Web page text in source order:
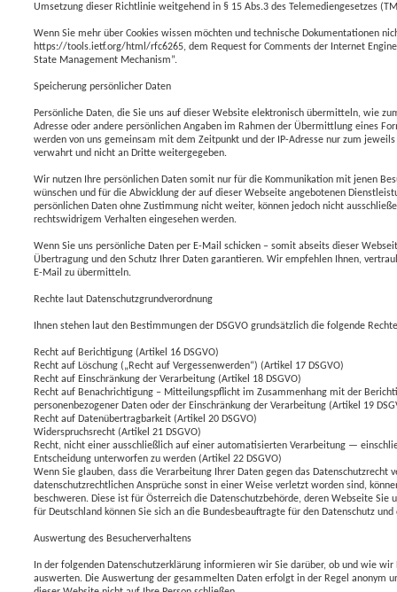
Umsetzung dieser Richtlinie weitgehend in § 15 Abs.3 des Telemediengesetzes
Wenn Sie mehr über Cookies wissen möchten und technische Dokumentationen
https://tools.ietf.org/html/rfc6265, dem Request for Comments der Internet
State Management Mechanism”.
Speicherung persönlicher Daten
Persönliche Daten, die Sie uns auf dieser Website elektronisch übermitteln, wie
Adresse oder andere persönlichen Angaben im Rahmen der Übermittlung eines
werden von uns gemeinsam mit dem Zeitpunkt und der IP-Adresse nur zum
verwahrt und nicht an Dritte weitergegeben.
Wir nutzen Ihre persönlichen Daten somit nur für die Kommunikation mit jenen
wünschen und für die Abwicklung der auf dieser Webseite angebotenen
persönlichen Daten ohne Zustimmung nicht weiter, können jedoch nicht
rechtswidrigem Verhalten eingesehen werden.
Wenn Sie uns persönliche Daten per E-Mail schicken – somit abseits dieser
Übertragung und den Schutz Ihrer Daten garantieren. Wir empfehlen Ihnen,
E-Mail zu übermitteln.
Rechte laut Datenschutzgrundverordnung
Ihnen stehen laut den Bestimmungen der DSGVO grundsätzlich die folgende
Recht auf Berichtigung (Artikel 16 DSGVO)
Recht auf Löschung („Recht auf Vergessenwerden“) (Artikel 17 DSGVO)
Recht auf Einschränkung der Verarbeitung (Artikel 18 DSGVO)
Recht auf Benachrichtigung – Mitteilungspflicht im Zusammenhang mit der
personenbezogener Daten oder der Einschränkung der Verarbeitung (Artikel 19
Recht auf Datenübertragbarkeit (Artikel 20 DSGVO)
Widerspruchsrecht (Artikel 21 DSGVO)
Recht, nicht einer ausschließlich auf einer automatisierten Verarbeitung —
Entscheidung unterworfen zu werden (Artikel 22 DSGVO)
Wenn Sie glauben, dass die Verarbeitung Ihrer Daten gegen das Datenschutzrecht
datenschutzrechtlichen Ansprüche sonst in einer Weise verletzt worden sind,
beschweren. Diese ist für Österreich die Datenschutzbehörde, deren Webseite
für Deutschland können Sie sich an die Bundesbeauftragte für den Datenschutz
Auswertung des Besucherverhaltens
In der folgenden Datenschutzerklärung informieren wir Sie darüber, ob und wie wir
auswerten. Die Auswertung der gesammelten Daten erfolgt in der Regel anonym